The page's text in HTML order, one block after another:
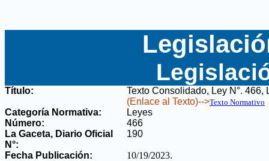
Título:
Texto Consolidado, Ley N°.
(Enlace al Texto)-->Texto Normativo
Categoría Normativa:
Leyes
Número:
466
La Gaceta, Diario Oficial
N°:
190
Fecha Publicación: 10/19/2023.